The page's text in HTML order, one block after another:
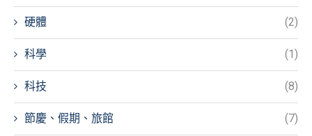
硬體 (2)
科學 (1)
科技 (8)
節慶、假期、旅館 (7)